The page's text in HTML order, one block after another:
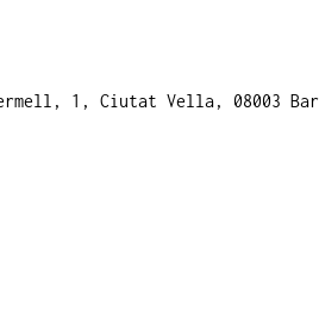
1, Ciutat Vella, 08003